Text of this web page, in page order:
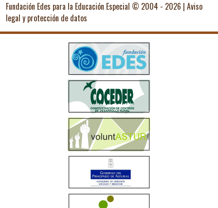
Fundación Edes para la Educación Especial © 2004 - 2026 | Aviso
legal y protección de datos